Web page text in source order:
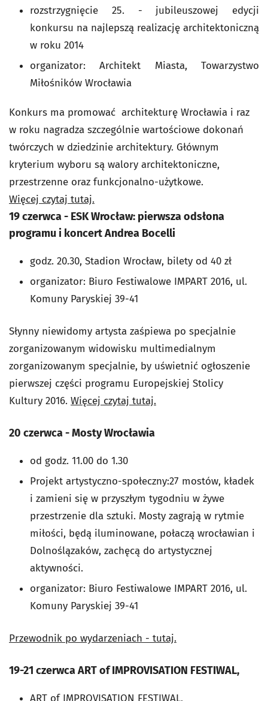
rozstrzygnięcie 25. - jubileuszowej edycji
konkursu na najlepszą realizację architektoniczną
w roku 2014
organizator: Architekt Miasta, Towarzystwo
Miłośników Wrocławia
Konkurs ma promować architekturę Wrocławia i raz
w roku nagradza szczególnie wartościowe dokonań
twórczych w dziedzinie architektury. Głównym
kryterium wyboru są walory architektoniczne,
przestrzenne oraz funkcjonalno-użytkowe.
Więcej czytaj tutaj.
19 czerwca - ESK Wrocław: pierwsza odsłona
programu i koncert Andrea Bocelli
godz. 20.30, Stadion Wrocław, bilety od 40 zł
organizator: Biuro Festiwalowe IMPART 2016, ul.
Komuny Paryskiej 39-41
Słynny niewidomy artysta zaśpiewa po specjalnie
zorganizowanym widowisku multimedialnym
zorganizowanym specjalnie, by uświetnić ogłoszenie
pierwszej części programu Europejskiej Stolicy
Kultury 2016. Więcej czytaj tutaj.
20 czerwca - Mosty Wrocławia
od godz. 11.00 do 1.30
Projekt artystyczno-społeczny:27 mostów, kładek
i zamieni się w przyszłym tygodniu w żywe
przestrzenie dla sztuki. Mosty zagrają w rytmie
miłości, będą iluminowane, połaczą wrocławian i
Dolnoślązaków, zachęcą do artystycznej
aktywności.
organizator: Biuro Festiwalowe IMPART 2016, ul.
Komuny Paryskiej 39-41
Przewodnik po wydarzeniach - tutaj.
19-21 czerwca ART of IMPROVISATION FESTIWAL,